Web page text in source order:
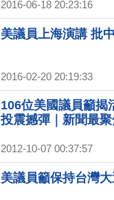
2016-06-18 20:23:16
美議員上海演講 批
2016-02-20 20:19:33
106位美國議員籲揭
投震撼彈｜新聞最
2012-10-07 00:37:57
美議員籲保持台灣